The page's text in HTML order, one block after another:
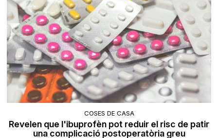
COSES DE CASA
Revelen que l'ibuprofèn pot reduir el risc de patir
una complicació postoperatòria greu